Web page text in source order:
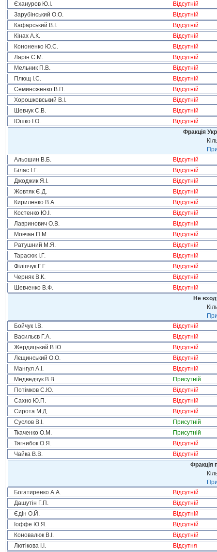
Єхануров Ю.І.
Відсутній
Зарубінський О.О.
Відсутній
Кафарський В.І.
Відсутній
Кінах А.К.
Відсутній
Кононенко Ю.С.
Відсутній
Ларін С.М.
Відсутній
Мельник П.В.
Відсутній
Плющ І.С.
Відсутній
Семиноженко В.П.
Відсутній
Хорошковський В.І.
Відсутній
Шевчук С.В.
Відсутній
Юшко І.О.
Відсутній
Фракція
Альошин В.Б.
Відсутній
Білас І.Г.
Відсутній
Джоджик Я.І.
Відсутній
Жовтяк Є.Д.
Відсутній
Кириленко В.А.
Відсутній
Костенко Ю.І.
Відсутній
Лавринович О.В.
Відсутній
Мовчан П.М.
Відсутній
Ратушний М.Я.
Відсутній
Тарасюк І.Г.
Відсутній
Філіпчук Г.Г.
Відсутній
Черняк В.К.
Відсутній
Шевченко В.Ф.
Відсутній
Не
Бойчук І.В.
Відсутній
Васильєв Г.А.
Відсутній
Жердицький В.Ю.
Відсутній
Лєщинський О.О.
Відсутній
Мангул А.І.
Відсутній
Медведчук В.В.
Присутній
Потімков С.Ю.
Відсутній
Сахно Ю.П.
Відсутній
Сирота М.Д.
Відсутній
Суслов В.І.
Присутній
Ткаченко О.М.
Присутній
Тягнибок О.Я.
Відсутній
Чайка В.В.
Відсутній
Фракція
Богатиренко А.А.
Відсутній
Дашутін Г.П.
Відсутній
Єдін О.Й.
Відсутній
Іоффе Ю.Я.
Відсутній
Коновалюк В.І.
Відсутній
Лютікова І.І.
Відсутня